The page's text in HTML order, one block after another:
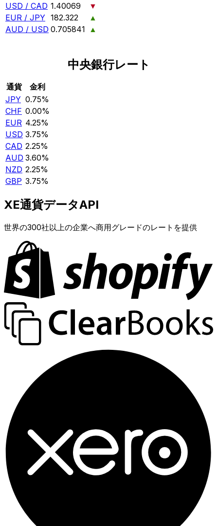
USD / CAD 1.40069
▼
EUR / JPY 182.322
▲
AUD / USD 0.705841 ▲
中央銀行レート
通貨
金利
JPY 0.75%
CHF 0.00%
EUR 4.25%
USD 3.75%
CAD 2.25%
AUD 3.60%
NZD 2.25%
GBP 3.75%
XE通貨データAPI
世界の300社以上の企業へ商用グレードのレートを提供